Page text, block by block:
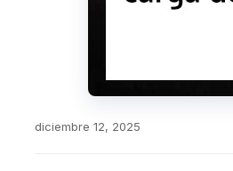
diciembre 12, 2025